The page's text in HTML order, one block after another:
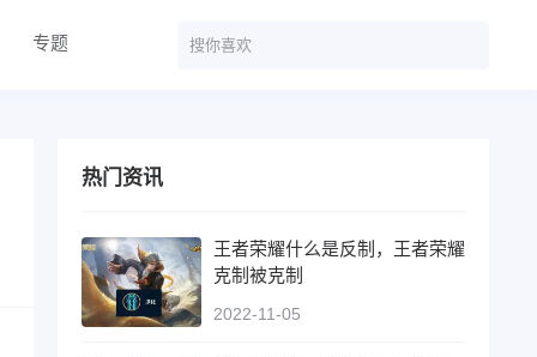
专题
热门资讯
王者荣耀什么是反制，王者荣耀
克制被克制
2022-11-05